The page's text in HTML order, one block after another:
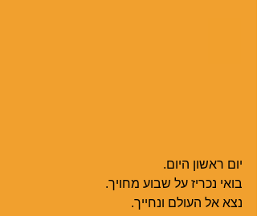
יום ראשון היום.
בואי נכריז על שבוע מחויך.
נצא אל העולם ונחייך.